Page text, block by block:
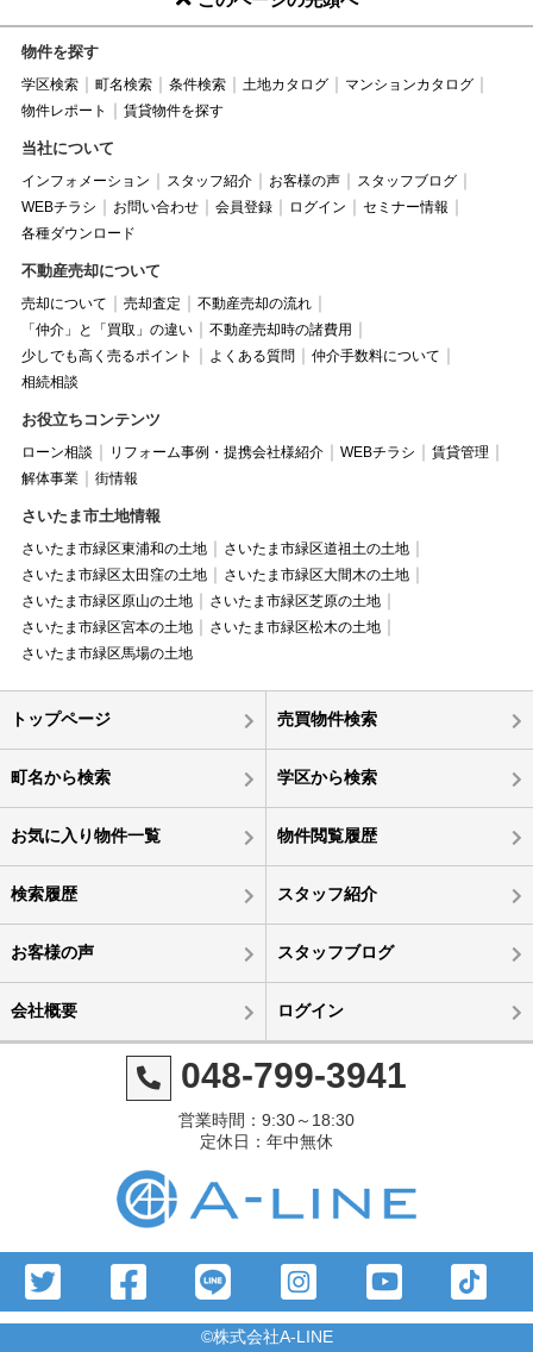
物件を探す
学区検索 町名検索 条件検索 土地カタログ
マンションカタログ
物件レポート
賃貸物件を探す
当社について
インフォメーション スタッフ紹介 お客様の声
スタッフブログ
WEBチラシ
お問い合わせ 会員登録 ログイン
セミナー情報
各種ダウンロード
不動産売却について
売却について 売却査定
不動産売却の流れ
「仲介」と「買取」の違い
不動産売却時の諸費用
少しでも高く売るポイント
よくある質問
仲介手数料について
相続相談
お役立ちコンテンツ
ローン相談 リフォーム事例・提携会社様紹介 WEBチラシ
賃貸管理
解体事業
街情報
さいたま市土地情報
さいたま市緑区東浦和の土地
さいたま市緑区道祖土の土地
さいたま市緑区太田窪の土地
さいたま市緑区大間木の土地
さいたま市緑区原山の土地
さいたま市緑区芝原の土地
さいたま市緑区宮本の土地
さいたま市緑区松木の土地
さいたま市緑区馬場の土地
トップページ 売買物件検索
町名から検索 学区から検索
お気に入り物件一覧 物件閲覧履歴
検索履歴 スタッフ紹介
お客様の声 スタッフブログ
会社概要 ログイン
048-799-3941
営業時間：9:30～18:30
定休日：年中無休
©株式会社A-LINE